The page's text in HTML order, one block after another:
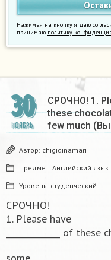
Нажимая на кнопку я даю
принимаю политику
30
НОЯБРЬ
СРОЧНО! 1.
these
few much
Автор: chigidinamari
Предмет: Английский язык
Уровень: студенческий
СРОЧНО!
1. Please have
_____________ of